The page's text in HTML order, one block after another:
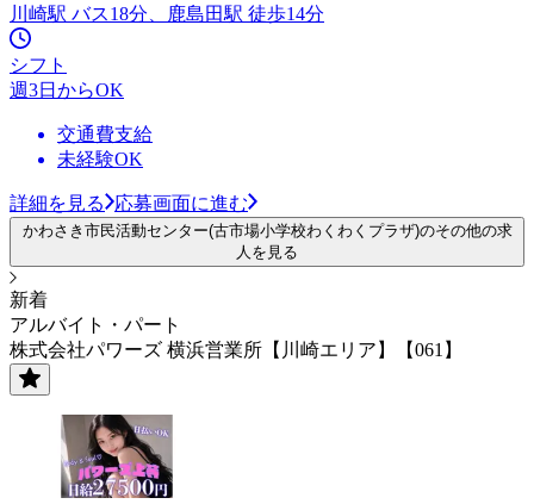
川崎駅 バス18分、鹿島田駅 徒歩14分
シフト
週3日からOK
交通費支給
未経験OK
詳細を見る 応募画面に進む
かわさき市民活動センター(古市場小学校わくわくプラザ)のその他の求
人を見る
新着
アルバイト・パート
株式会社パワーズ 横浜営業所【川崎エリア】【061】